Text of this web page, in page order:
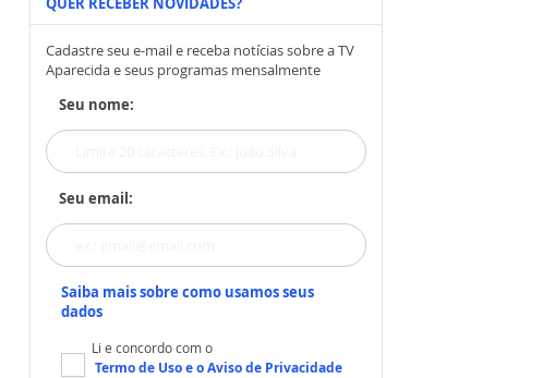
Cadastre seu e-mail e receba notícias sobre a TV
Aparecida e seus programas mensalmente
Seu nome:
Seu email:
Saiba mais sobre como usamos seus
dados
Li e concordo com o
Termo de Usoe oAviso de Privacidade